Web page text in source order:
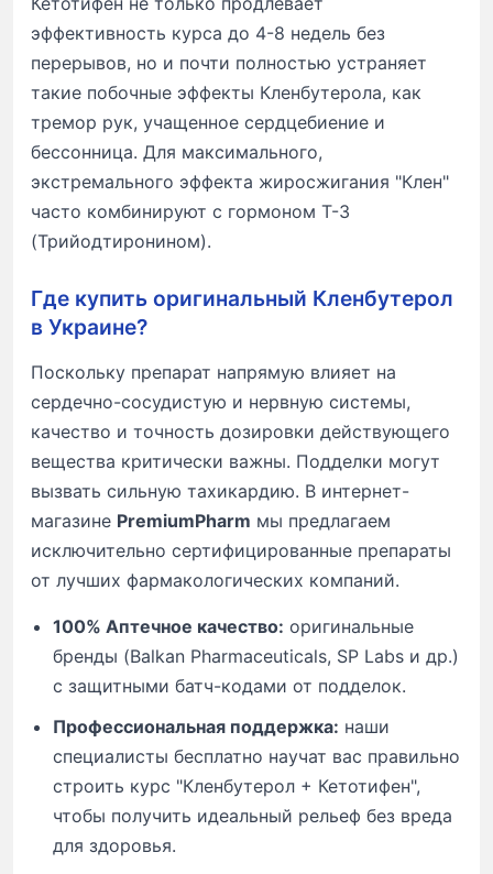
эффективность курса до 4-8 недель без
перерывов, но и почти полностью устраняет
такие побочные эффекты Кленбутерола, как
тремор рук, учащенное сердцебиение и
бессонница. Для максимального,
экстремального эффекта жиросжигания "Клен"
часто комбинируют с гормоном Т-3
(Трийодтиронином).
Где купить оригинальный Кленбутерол
в Украине?
Поскольку препарат напрямую влияет на
сердечно-сосудистую и нервную системы,
качество и точность дозировки действующего
вещества критически важны. Подделки могут
вызвать сильную тахикардию. В интернет-
магазине PremiumPharm мы предлагаем
исключительно сертифицированные препараты
от лучших фармакологических компаний.
100% Аптечное качество: оригинальные
бренды (Balkan Pharmaceuticals, SP Labs и др.)
с защитными батч-кодами от подделок.
Профессиональная поддержка: наши
специалисты бесплатно научат вас правильно
строить курс "Кленбутерол + Кетотифен",
чтобы получить идеальный рельеф без вреда
для здоровья.